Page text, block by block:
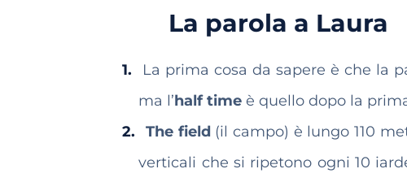
La parola a Laura
La prima cosa da sapere è che la
ma l’half time è quello dopo la
The field (il campo) è lungo 110
verticali che si ripetono ogni 10